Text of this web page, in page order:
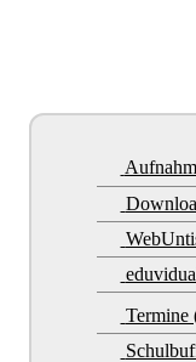
Termine